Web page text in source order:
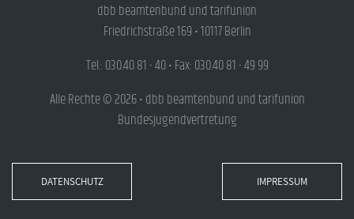
dbb beamtenbund und tarifunion
Friedrichstraße 169 • 10117 Berlin
Tel.: 030.40 81 - 40 • Fax: 030.40 81 - 49 99
Alle Rechte © 2026 • dbb beamtenbund und tarifunion
Bundesjugendvertretung
DATENSCHUTZ IMPRESSUM